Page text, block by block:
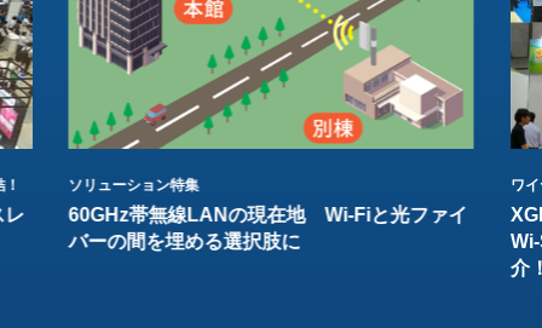
レ
ソリューション特集
60GHz帯無線LANの現在地 Wi-Fiと光ファイ
バーの間を埋める選択肢に
ワ
介